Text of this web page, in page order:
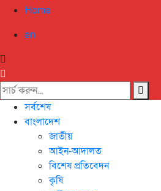
Home
en
সর্বশেষ
বাংলাদেশ
জাতীয়
আইন-আদালত
বিশেষ প্রতিবেদন
কৃষি